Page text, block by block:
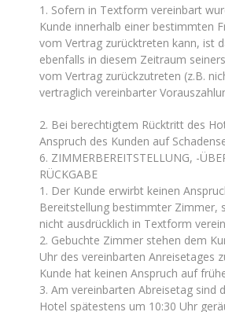
1. Sofern in Textform vereinbart
Kunde innerhalb einer bestimmten
vom Vertrag zurücktreten kann, ist
ebenfalls in diesem Zeitraum
vom Vertrag zurückzutreten (z.B.
vertraglich vereinbarter
2. Bei berechtigtem Rücktritt des
Anspruch des Kunden auf
6. ZIMMERBEREITSTELLUNG, -
RÜCKGABE
1. Der Kunde erwirbt keinen
Bereitstellung bestimmter Zimmer,
nicht ausdrücklich in Textform
2. Gebuchte Zimmer stehen dem
Uhr des vereinbarten Anreisetages
Kunde hat keinen Anspruch auf
3. Am vereinbarten Abreisetag sind
Hotel spätestens um 10:30 Uhr